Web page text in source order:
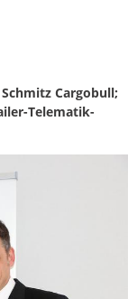
Cargobull;
Telematik-